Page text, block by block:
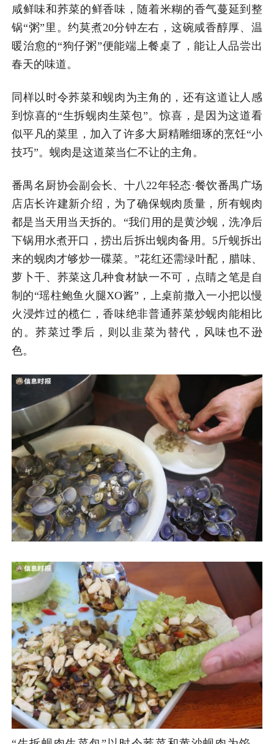
咸鲜味和荞菜的鲜香味，随着米糊的香气蔓延到整
锅“粥”里。约莫煮20分钟左右，这碗咸香醇厚、温
暖治愈的“狗仔粥”便能端上餐桌了，能让人品尝出
春天的味道。
同样以时令荞菜和蚬肉为主角的，还有这道让人感
到惊喜的“生拆蚬肉生菜包”。惊喜，是因为这道看
似平凡的菜里，加入了许多大厨精雕细琢的烹饪“小
技巧”。蚬肉是这道菜当仁不让的主角。
番禺名厨协会副会长、十八22年轻态·餐饮番禺广场
店店长许建新介绍，为了确保蚬肉质量，所有蚬肉
都是当天用当天拆的。“我们用的是黄沙蚬，洗净后
下锅用水煮开口，捞出后拆出蚬肉备用。5斤蚬拆出
来的蚬肉才够炒一碟菜。”花红还需绿叶配，腊味、
萝卜干、荞菜这几种食材缺一不可，点睛之笔是自
制的“瑶柱鲍鱼火腿XO酱”，上桌前撒入一小把以慢
火浸炸过的榄仁，香味绝非普通荞菜炒蚬肉能相比
的。荞菜过季后，则以韭菜为替代，风味也不逊
色。